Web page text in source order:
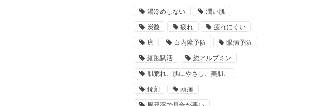
湯冷めしない 潤い肌
炭酸 疲れ 疲れにくい
癌 白内障予防 眼病予防
細胞賦活 総アルブミン
肌荒れ、肌にやさし、美肌、
錠剤 頭痛